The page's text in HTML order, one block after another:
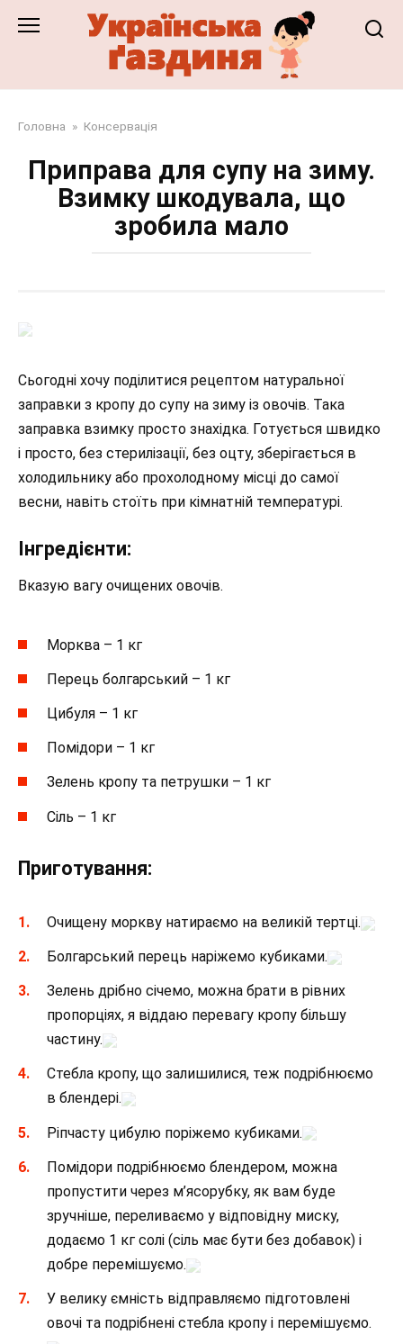
Головна » Консервація
Приправа для супу на зиму.
Взимку шкодувала, що
зробила мало
Сьогодні хочу поділитися рецептом натуральної
заправки з кропу до супу на зиму із овочів. Така
заправка взимку просто знахідка. Готується швидко
і просто, без стерилізації, без оцту, зберігається в
холодильнику або прохолодному місці до самої
весни, навіть стоїть при кімнатній температурі.
Інгредієнти:
Вказую вагу очищених овочів.
Морква – 1 кг
Перець болгарський – 1 кг
Цибуля – 1 кг
Помідори – 1 кг
Зелень кропу та петрушки – 1 кг
Сіль – 1 кг
Приготування:
Очищену моркву натираємо на великій тертці.
Болгарський перець наріжемо кубиками.
Зелень дрібно січемо, можна брати в рівних
пропорціях, я віддаю перевагу кропу більшу
частину.
Стебла кропу, що залишилися, теж подрібнюємо
в блендері.
Ріпчасту цибулю поріжемо кубиками.
Помідори подрібнюємо блендером, можна
пропустити через м’ясорубку, як вам буде
зручніше, переливаємо у відповідну миску,
додаємо 1 кг солі (сіль має бути без добавок) і
добре перемішуємо.
У велику ємність відправляємо підготовлені
овочі та подрібнені стебла кропу і перемішуємо.